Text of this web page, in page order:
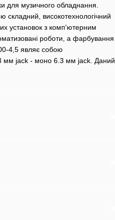
для музичного обладнання.
складний, високотехнологічний
установок з комп'ютерним
роботи, а фарбування
4,5 являє собою
мм jack - моно 6.3 мм jack. Даний